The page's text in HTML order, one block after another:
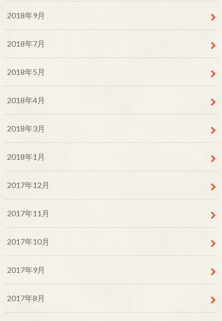
2018年9月
2018年7月
2018年5月
2018年4月
2018年3月
2018年1月
2017年12月
2017年11月
2017年10月
2017年9月
2017年8月